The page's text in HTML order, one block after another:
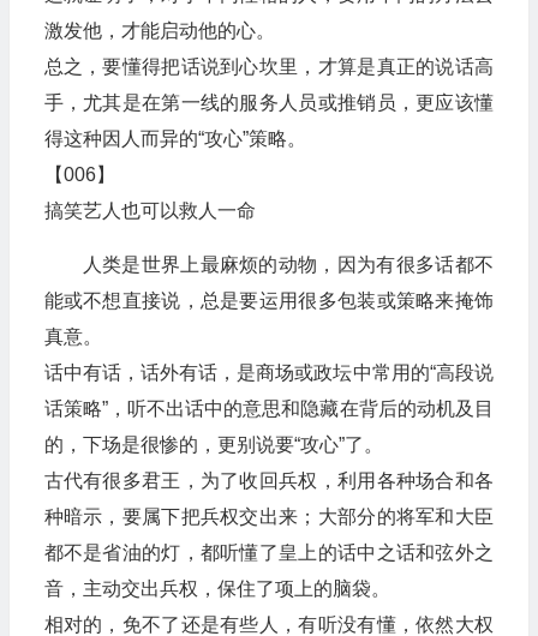
激发他，才能启动他的心。
总之，要懂得把话说到心坎里，才算是真正的说话高
手，尤其是在第一线的服务人员或推销员，更应该懂
得这种因人而异的“攻心”策略。
【006】
搞笑艺人也可以救人一命
人类是世界上最麻烦的动物，因为有很多话都不
能或不想直接说，总是要运用很多包装或策略来掩饰
真意。
话中有话，话外有话，是商场或政坛中常用的“高段说
话策略”，听不出话中的意思和隐藏在背后的动机及目
的，下场是很惨的，更别说要“攻心”了。
古代有很多君王，为了收回兵权，利用各种场合和各
种暗示，要属下把兵权交出来；大部分的将军和大臣
都不是省油的灯，都听懂了皇上的话中之话和弦外之
音，主动交出兵权，保住了项上的脑袋。
相对的，免不了还是有些人，有听没有懂，依然大权